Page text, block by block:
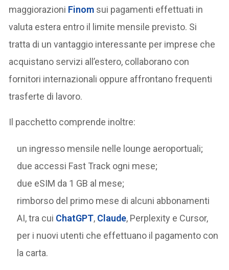
maggiorazioni Finom sui pagamenti effettuati in
valuta estera entro il limite mensile previsto. Si
tratta di un vantaggio interessante per imprese che
acquistano servizi all’estero, collaborano con
fornitori internazionali oppure affrontano frequenti
trasferte di lavoro.
Il pacchetto comprende inoltre:
un ingresso mensile nelle lounge aeroportuali;
due accessi Fast Track ogni mese;
due eSIM da 1 GB al mese;
rimborso del primo mese di alcuni abbonamenti
AI, tra cui ChatGPT, Claude, Perplexity e Cursor,
per i nuovi utenti che effettuano il pagamento con
la carta.